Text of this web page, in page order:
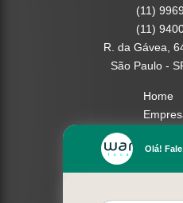
(11)
(11)
R. da Gávea,
São Paulo -
Home
Olá!